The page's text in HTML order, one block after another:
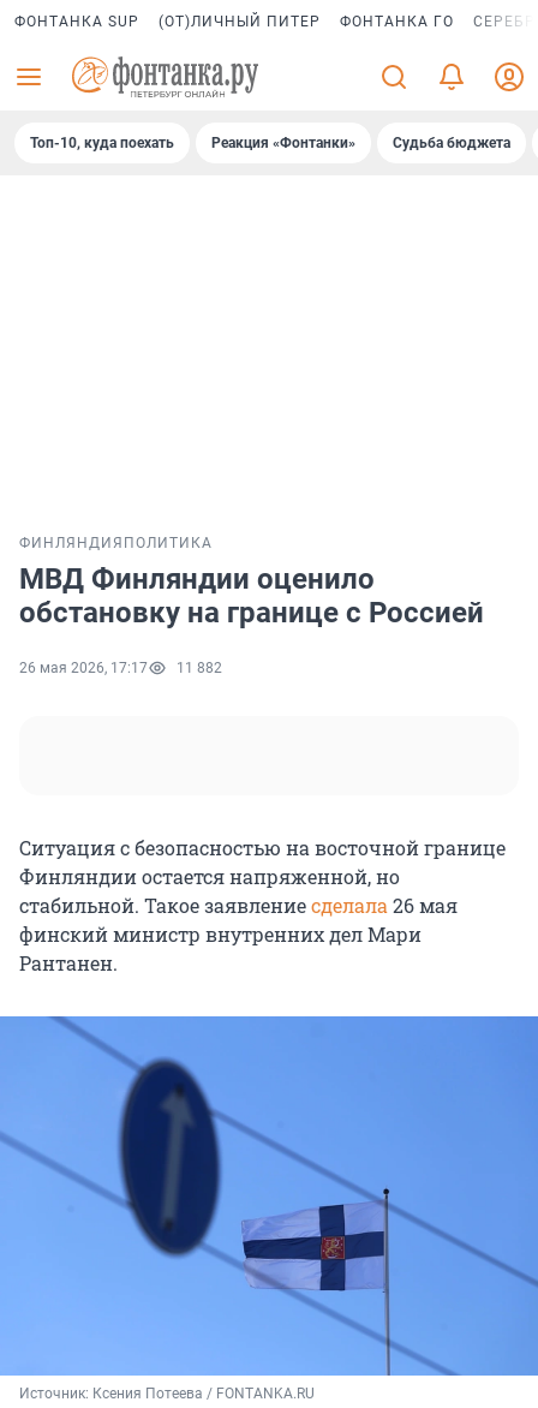
ФОНТАНКА SUP (ОТ)ЛИЧНЫЙ ПИТЕР ФОНТАНКА ГО
Топ-10, куда поехать Реакция «Фонтанки» Судьба бюджета
ФИНЛЯНДИЯ ПОЛИТИКА
МВД Финляндии оценило
обстановку на границе с Россией
26 мая 2026, 17:17 11 882
Ситуация с безопасностью на восточной границе
Финляндии остается напряженной, но
стабильной. Такое заявлениесделала 26 мая
финский министр внутренних дел Мари
Рантанен.
Источник: Ксения Потеева / FONTANKA.RU